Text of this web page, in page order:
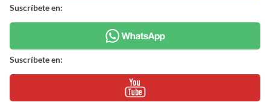
Suscríbete en:
Suscríbete en: